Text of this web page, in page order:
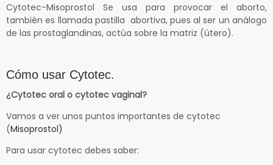
Cytotec-Misoprostol Se usa para provocar el aborto,
también es llamada pastilla abortiva, pues al ser un análogo
de las prostaglandinas, actúa sobre la matriz (útero).
Cómo usar Cytotec.
¿Cytotec oral o cytotec vaginal?
Vamos a ver unos puntos importantes de cytotec
(Misoprostol)
Para usar cytotec debes saber: